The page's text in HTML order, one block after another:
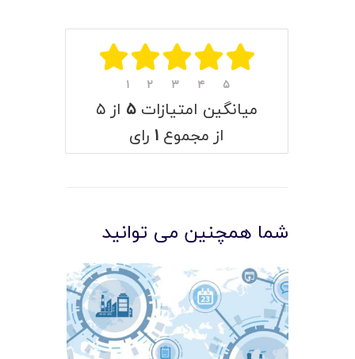
۱ ۲ ۳ ۴ ۵
میانگین امتیازات ۵ از ۵
از مجموع ۱ رای
شما همچنین می توانید